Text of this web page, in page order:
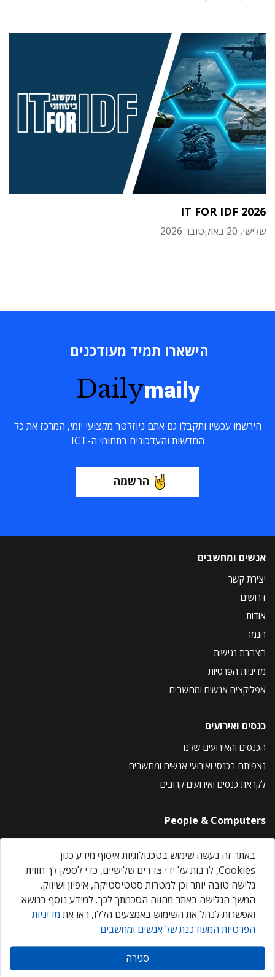
IT FOR IDF 2026
שלישי, 20 באוקטובר 2026
הישארו תמיד מעודכנים
Dailymaily
הירשמו עכשיו ותקבלו גם אתם ניוזלטר מקצועי יומי, המרכז את כל
החדשות והעדכונים בתחומי ה-ICT
הרשמה
אנשים ומחשבים
יצירת קשר
דרושים
אודות
הנמר
הצהרת נגישות
מדיניות הפרטיות
אפליקציה אנשים ומחשבים
כנסים ואירועים
הכנסים והאירועים שלנו
נצפיתם בכנסי ואירועי אנשים ומחשבים
לקראת כנסים ואירועים קרובים
People & Computers
About Us
Privacy Policy
Contact Us
Our Events
אנשים ומחשבים © 2026 – כל הזכויות שמורות
באתר זה נעשה שימוש בטכנולוגיות איסוף מידע כגון
Cookies, לרבות על ידי צדדים שלישיים, כדי לספק לך חווית
גלישה טובה יותר וכן למטרות סטטיסטיקה, איפיון ושיווק.
המשך הגלישה באתר מהווה הסכמתך לכך. למידע נוסף בנושא
ואפשרות לנהל את השימוש באמצעים הללו, ראו את מדיניות
הפרטיות המעודכנת של אנשים ומחשבים.
סגירה